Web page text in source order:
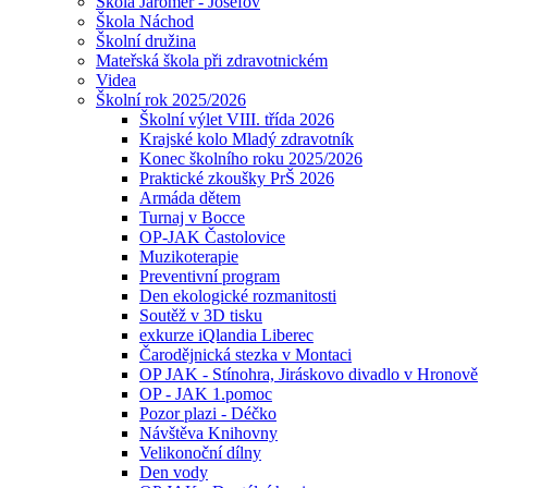
Škola Náchod
Školní družina
Mateřská škola při zdravotnickém
Videa
Školní rok 2025/2026
Školní výlet VIII. třída 2026
Krajské kolo Mladý zdravotník
Konec školního roku 2025/2026
Praktické zkoušky PrŠ 2026
Armáda dětem
Turnaj v Bocce
OP-JAK Častolovice
Muzikoterapie
Preventivní program
Den ekologické rozmanitosti
Soutěž v 3D tisku
exkurze iQlandia Liberec
Čarodějnická stezka v Montaci
OP JAK - Stínohra, Jiráskovo divadlo v Hronově
OP - JAK 1.pomoc
Pozor plazi - Déčko
Návštěva Knihovny
Velikonoční dílny
Den vody